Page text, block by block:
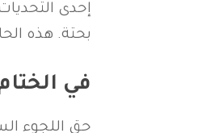
إحدى
بحتة. هذه
في
حق اللجوء